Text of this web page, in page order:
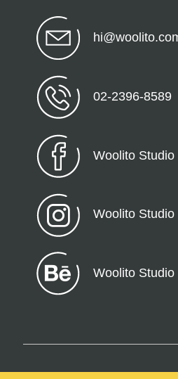
02-2396-8589
Woolito Studio
Woolito Studio
Woolito Studio